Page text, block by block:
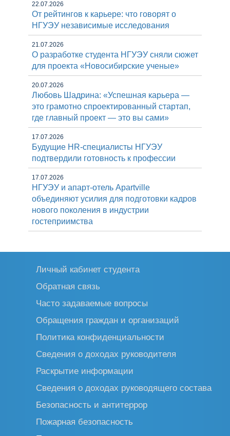
22.07.2026
От рейтингов к карьере: что говорят о
НГУЭУ независимые исследования
21.07.2026
О разработке студента НГУЭУ сняли сюжет
для проекта «Новосибирские ученые»
20.07.2026
Любовь Шадрина: «Успешная карьера —
это грамотно спроектированный стартап,
где главный проект — это вы сами»
17.07.2026
Будущие HR-специалисты НГУЭУ
подтвердили готовность к профессии
17.07.2026
НГУЭУ и апарт-отель Apartville
объединяют усилия для подготовки кадров
нового поколения в индустрии
гостеприимства
Личный кабинет студента
Обратная связь
Часто задаваемые вопросы
Обращения граждан и организаций
Политика конфиденциальности
Сведения о доходах руководителя
Раскрытие информации
Сведения о доходах руководящего состава
Безопасность и антитеррор
Пожарная безопасность